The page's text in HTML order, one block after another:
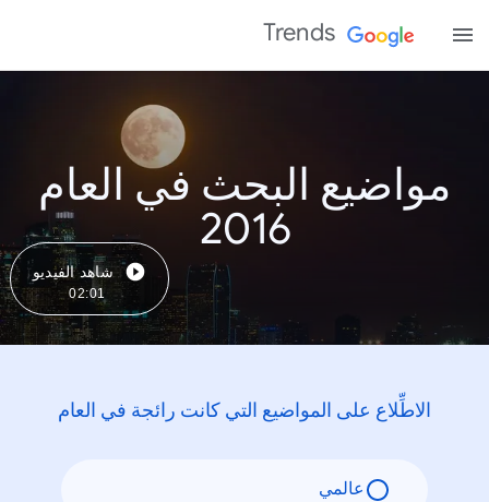
Trends
مواضيع البحث في العام
2016
شاهد الفيديو
02:01
الاطِّلاع على المواضيع التي كانت رائجة في العام
عالمي